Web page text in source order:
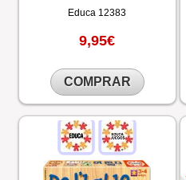
Educa 12383
9,95€
COMPRAR